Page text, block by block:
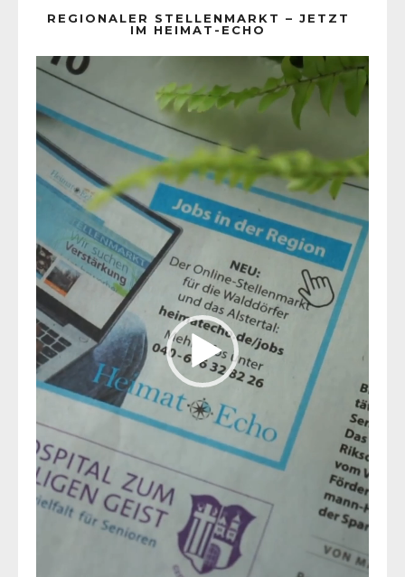
REGIONALER STELLENMARKT – JETZT
IM HEIMAT-ECHO
Player